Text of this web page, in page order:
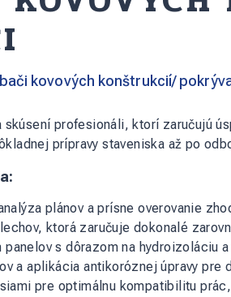
kovových konštrukcií/
skúsení profesionáli, ktorí zaručujú
prípravy staveniska až po
plánov a prísne overovanie
ktorá zaručuje dokonalé
panelov s dôrazom na hydroizoláciu
a aplikácia antikoróznej úpravy pre
pre optimálnu kompatibilitu prác,